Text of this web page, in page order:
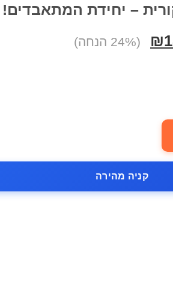
– יחידת המתאבדים!
₪ (24% הנחה)
קניה מהירה